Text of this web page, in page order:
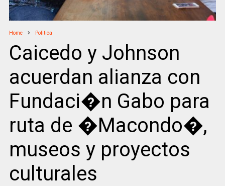
Home Politica
Caicedo y Johnson
acuerdan alianza con
Fundaci�n Gabo para
ruta de �Macondo�,
museos y proyectos
culturales